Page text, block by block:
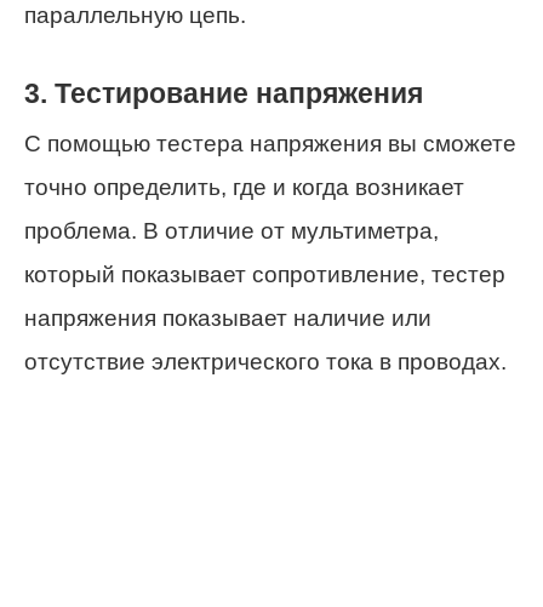
параллельную цепь.
3. Тестирование напряжения
С помощью тестера напряжения вы сможете
точно определить, где и когда возникает
проблема. В отличие от мультиметра,
который показывает сопротивление, тестер
напряжения показывает наличие или
отсутствие электрического тока в проводах.